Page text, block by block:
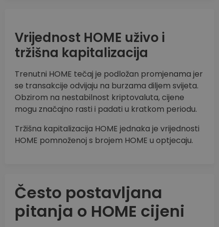
Vrijednost HOME uživo i
tržišna kapitalizacija
Trenutni HOME tečaj je podložan promjenama jer
se transakcije odvijaju na burzama diljem svijeta.
Obzirom na nestabilnost kriptovaluta, cijene
mogu značajno rasti i padati u kratkom periodu.
Tržišna kapitalizacija HOME jednaka je vrijednosti
HOME pomnoženoj s brojem HOME u optjecaju.
Često postavljana
pitanja o HOME cijeni